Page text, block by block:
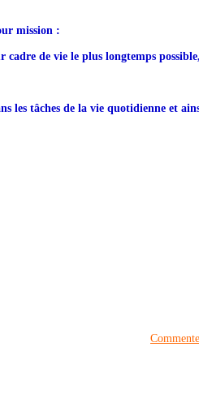
mission :
cadre de vie le plus longtemps possible,
les tâches de la vie quotidienne et